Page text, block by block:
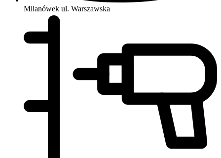
Milanówek ul. Warszawska